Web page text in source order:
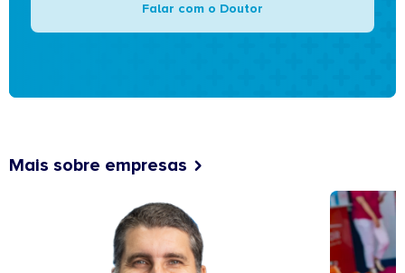
Falar com o Doutor
Mais sobre empresas